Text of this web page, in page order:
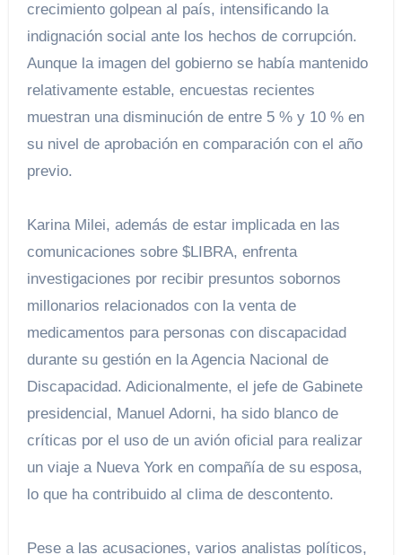
crecimiento golpean al país, intensificando la
indignación social ante los hechos de corrupción.
Aunque la imagen del gobierno se había mantenido
relativamente estable, encuestas recientes
muestran una disminución de entre 5 % y 10 % en
su nivel de aprobación en comparación con el año
previo.
Karina Milei, además de estar implicada en las
comunicaciones sobre $LIBRA, enfrenta
investigaciones por recibir presuntos sobornos
millonarios relacionados con la venta de
medicamentos para personas con discapacidad
durante su gestión en la Agencia Nacional de
Discapacidad. Adicionalmente, el jefe de Gabinete
presidencial, Manuel Adorni, ha sido blanco de
críticas por el uso de un avión oficial para realizar
un viaje a Nueva York en compañía de su esposa,
lo que ha contribuido al clima de descontento.
Pese a las acusaciones, varios analistas políticos,